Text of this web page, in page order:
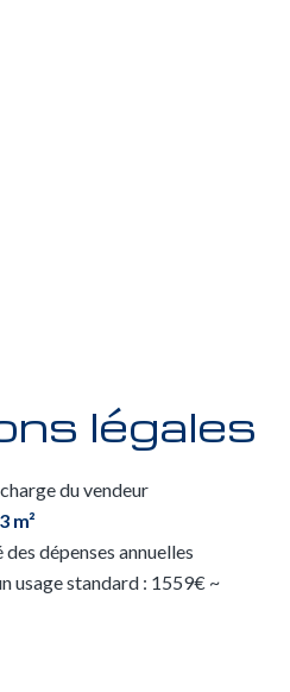
légales
du vendeur
m²
dépenses annuelles
usage standard : 1559€ ~